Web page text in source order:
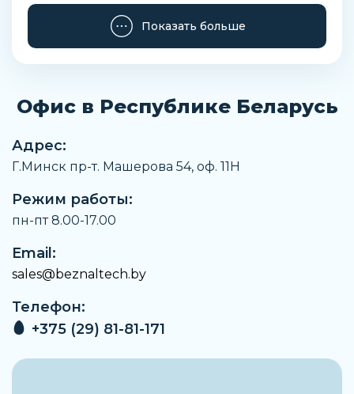
500 л/мин
Стандартный номинальный расход отвод
вниз
Положение при сборке
Присоединение 4
1/4
Вес
160 г
Замечания по материалу
Соответствует директиве RoHS
От -10 °C до +60 °C
От -10 °C до +60 °C
Показать больше
Офис в Республике Беларусь
Адрес:
Г.Минск пр-т. Машерова 54, оф. 11H
Режим работы:
пн-пт 8.00-17.00
Email:
sales@beznaltech.by
Телефон:
+375 (29) 81-81-171